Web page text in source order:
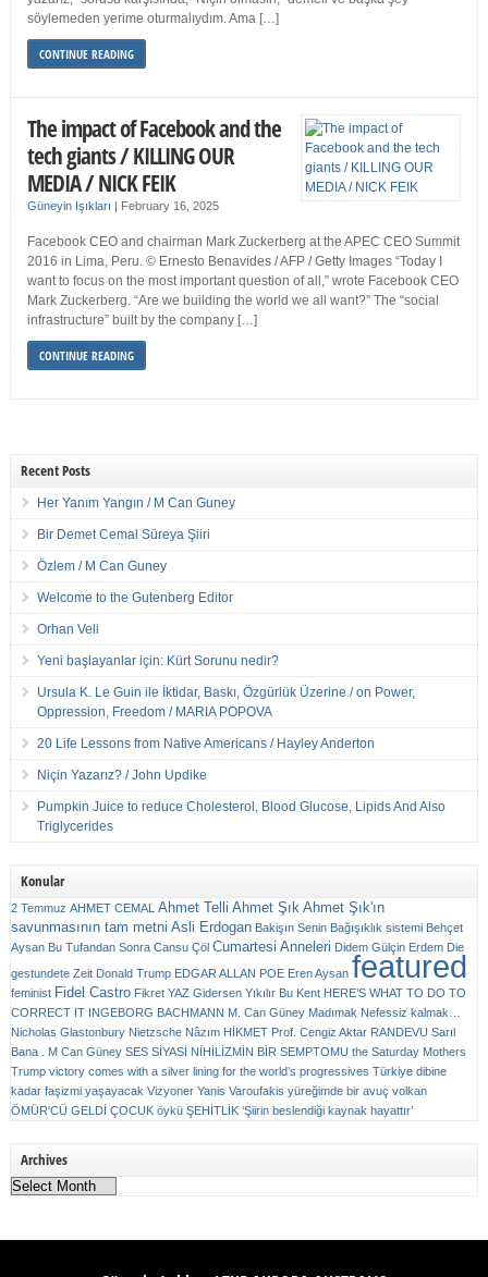
söylemeden yerime oturmalıydım. Ama […]
CONTINUE READING
The impact of Facebook and the
tech giants / KILLING OUR
MEDIA / NICK FEIK
Güneyin Işıkları | February 16, 2025
Facebook CEO and chairman Mark Zuckerberg at the APEC CEO Summit
2016 in Lima, Peru. © Ernesto Benavides / AFP / Getty Images “Today I
want to focus on the most important question of all,” wrote Facebook CEO
Mark Zuckerberg. “Are we building the world we all want?” The “social
infrastructure” built by the company […]
CONTINUE READING
Recent Posts
Her Yanım Yangın / M Can Guney
Bir Demet Cemal Süreya Şiiri
Özlem / M Can Guney
Welcome to the Gutenberg Editor
Orhan Veli
Yeni başlayanlar için: Kürt Sorunu nedir?
Ursula K. Le Guin ile İktidar, Baskı, Özgürlük Üzerine / on Power,
Oppression, Freedom / MARIA POPOVA
20 Life Lessons from Native Americans / Hayley Anderton
Niçin Yazarız? / John Updike
Pumpkin Juice to reduce Cholesterol, Blood Glucose, Lipids And Also
Triglycerides
Konular
2 Temmuz AHMET CEMAL Ahmet Telli Ahmet Şık Ahmet Şık'ın
savunmasının tam metni Asli Erdogan Bakişın Senin Bağışıklık sistemi Behçet
Aysan Bu Tufandan Sonra Cansu Çöl Cumartesi Anneleri Didem Gülçin Erdem Die
gestundete Zeit Donald Trump EDGAR ALLAN POE Eren Aysan featured
feminist Fidel Castro Fikret YAZ Gidersen Yıkılır Bu Kent HERE’S WHAT TO DO TO
CORRECT IT INGEBORG BACHMANN M. Can Güney Madımak Nefessiz kalmak…
Nicholas Glastonbury Nietzsche Nâzım HİKMET Prof. Cengiz Aktar RANDEVU Sarıl
Bana . M Can Güney SES SİYASİ NİHİLİZMİN BİR SEMPTOMU the Saturday Mothers
Trump victory comes with a silver lining for the world’s progressives Türkiye dibine
kadar faşizmi yaşayacak Vizyoner Yanis Varoufakis yüreğimde bir avuç volkan
ÖMÜR'CÜ GELDİ ÇOCUK öykü ŞEHİTLİK ‘Şiirin beslendiği kaynak hayattır’
Archives
Archives